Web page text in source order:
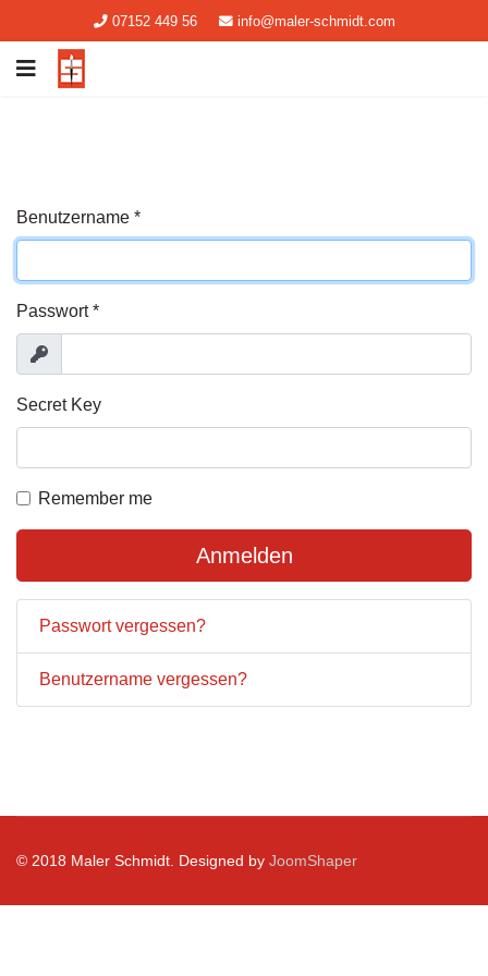
07152 449 56 info@maler-schmidt.com
Benutzername *
Passwort*
Anzeigen
Secret Key
Remember me
Anmelden
Passwort vergessen?
Benutzername vergessen?
© 2018 Maler Schmidt. Designed by JoomShaper